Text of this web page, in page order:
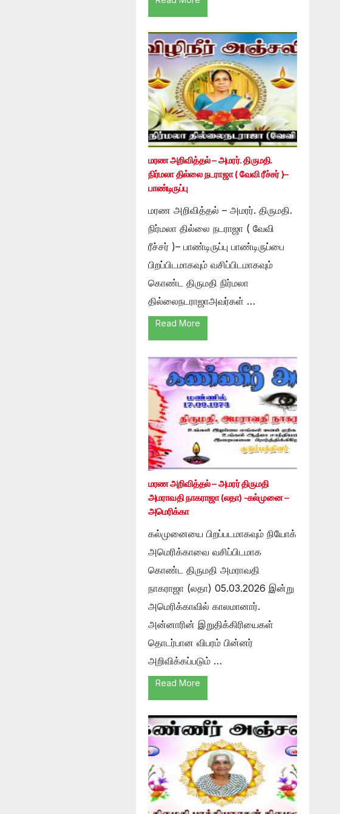
மரண அறிவித்தல் – அமரர். திருமதி.
நிர்மலா தில்லை நடராஜா ( வேவி ரீச்சர் )–
பாண்டிருப்பு
மரண அறிவித்தல் – அமரர். திருமதி.
நிர்மலா தில்லை நடராஜா ( வேவி
ரீச்சர் )– பாண்டிருப்பு பாண்டிருப்பை
பிறப்பிடமாகவும் வசிப்பிடமாகவும்
கொண்ட திருமதி நிர்மலா
தில்லைநடராஜாஅவர்கள் …
Read More
மரண அறிவித்தல் – அமரர் திருமதி
அமராவதி நாகராஜா (லதா) -கல்முனை –
அமெரிக்கா
கல்முனையை பிறப்படமாகவும் நியோக்
அமெரிக்காவை வசிப்பிடமாக
கொண்ட திருமதி அமராவதி
நாகராஜா (லதா) 05.03.2026 இன்று
அமெரிக்காவில் காலமானார்.
அன்னாரின் இறுதிக்கிரியைகள்
தொடர்பான விபரம் பின்னர்
அறிவிக்கப்படும் …
Read More